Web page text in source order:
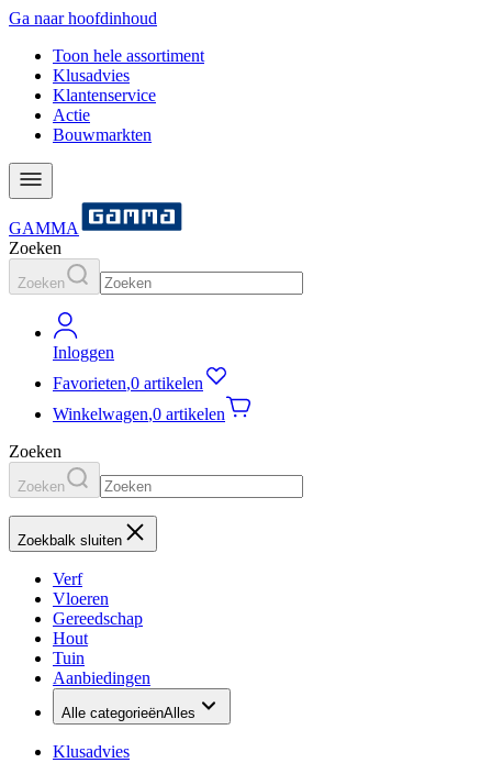
Ga naar hoofdinhoud
Toon hele assortiment
Klusadvies
Klantenservice
Actie
Bouwmarkten
GAMMA
Zoeken
Zoeken
Inloggen
Favorieten,0 artikelen
Winkelwagen,0 artikelen
Zoeken
Zoeken
Zoekbalk sluiten
Verf
Vloeren
Gereedschap
Hout
Tuin
Aanbiedingen
Alle categorieënAlles
Klusadvies